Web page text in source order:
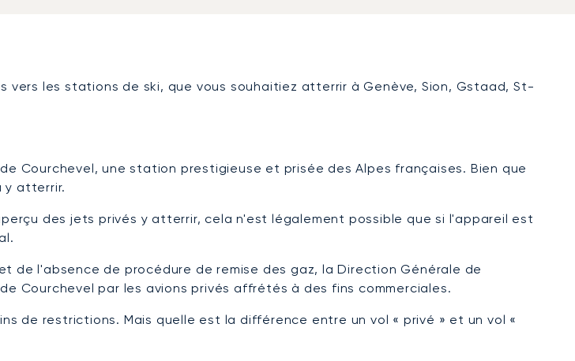
vers les stations de ski, que vous souhaitiez atterrir à Genève, Sion, Gstaad, St-
Courchevel, une station prestigieuse et prisée des Alpes françaises. Bien que
y atterrir.
des jets privés y atterrir, cela n'est légalement possible que si l'appareil est
de l'absence de procédure de remise des gaz, la Direction Générale de
Courchevel par les avions privés affrétés à des fins commerciales.
de restrictions. Mais quelle est la différence entre un vol « privé » et un vol «